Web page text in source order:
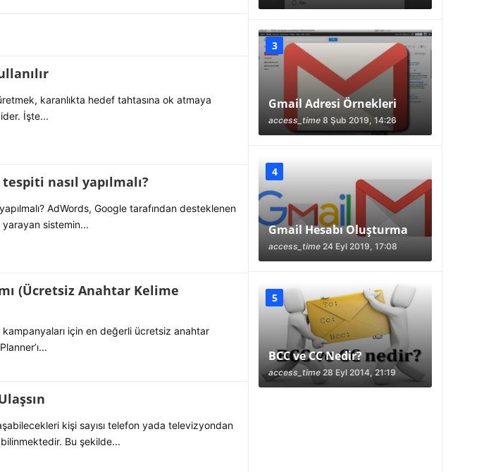
karanlıkta hedef tahtasına ok atmaya
İşte...
nasıl yapılmalı?
AdWords, Google tarafından desteklenen
sistemin...
(Ücretsiz Anahtar Kelime
için en değerli ücretsiz anahtar
kişi sayısı telefon yada televizyondan
Bu şekilde...
Gmail Adresi Örnekleri
access_time 8 Şub 2019, 14:26
Gmail Hesabı Oluşturma
access_time 24 Eyl 2019, 17:08
BCC ve CC Nedir?
access_time 28 Eyl 2014, 21:19